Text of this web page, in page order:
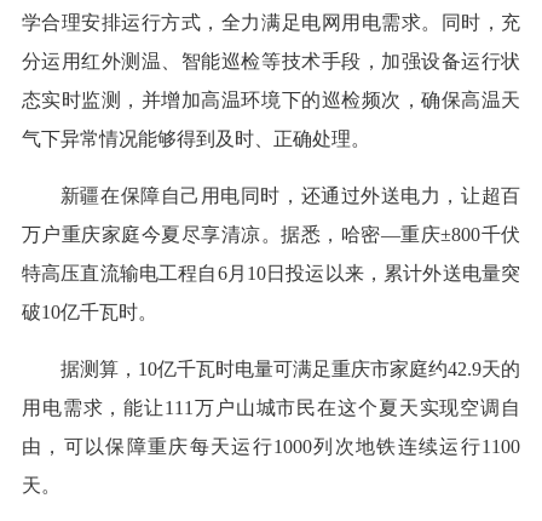
学合理安排运行方式，全力满足电网用电需求。同时，充
分运用红外测温、智能巡检等技术手段，加强设备运行状
态实时监测，并增加高温环境下的巡检频次，确保高温天
气下异常情况能够得到及时、正确处理。
新疆在保障自己用电同时，还通过外送电力，让超百
万户重庆家庭今夏尽享清凉。据悉，哈密—重庆±800千伏
特高压直流输电工程自6月10日投运以来，累计外送电量突
破10亿千瓦时。
据测算，10亿千瓦时电量可满足重庆市家庭约42.9天的
用电需求，能让111万户山城市民在这个夏天实现空调自
由，可以保障重庆每天运行1000列次地铁连续运行1100
天。